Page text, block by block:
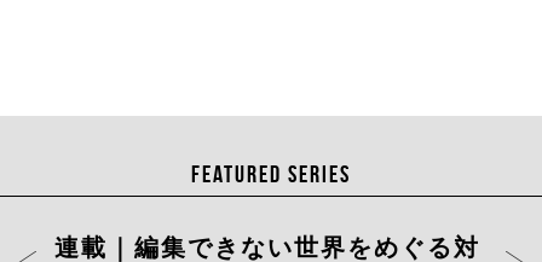
FEATURED SERIES
連載｜編集できない世界をめぐる対